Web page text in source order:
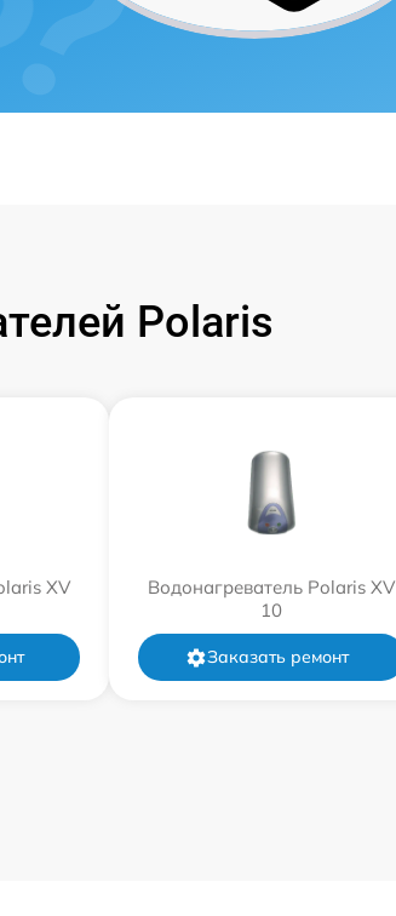
Polaris
XV
Водонагреватель Polaris XV
10
Заказать ремонт